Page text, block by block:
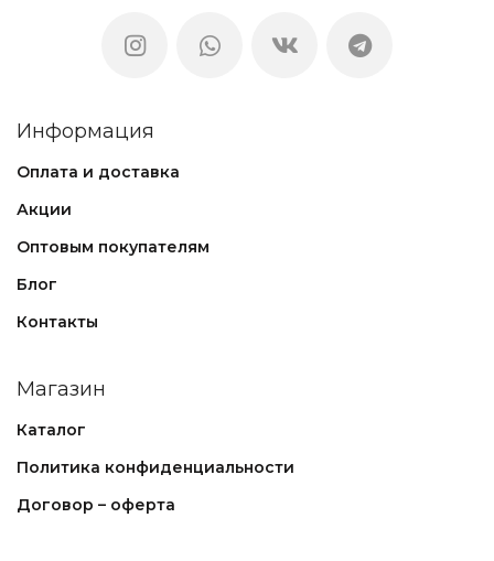
Информация
Оплата и доставка
Акции
Оптовым покупателям
Блог
Контакты
Магазин
Каталог
Политика конфиденциальности
Договор – оферта